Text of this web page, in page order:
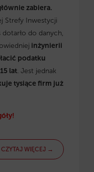
zabiera.
Strefy Inwestycji
dotarło do danych,
inżynierii
podatku
lat. Jest jednak
tysiące firm już
CZYTAJ WIĘCEJ →